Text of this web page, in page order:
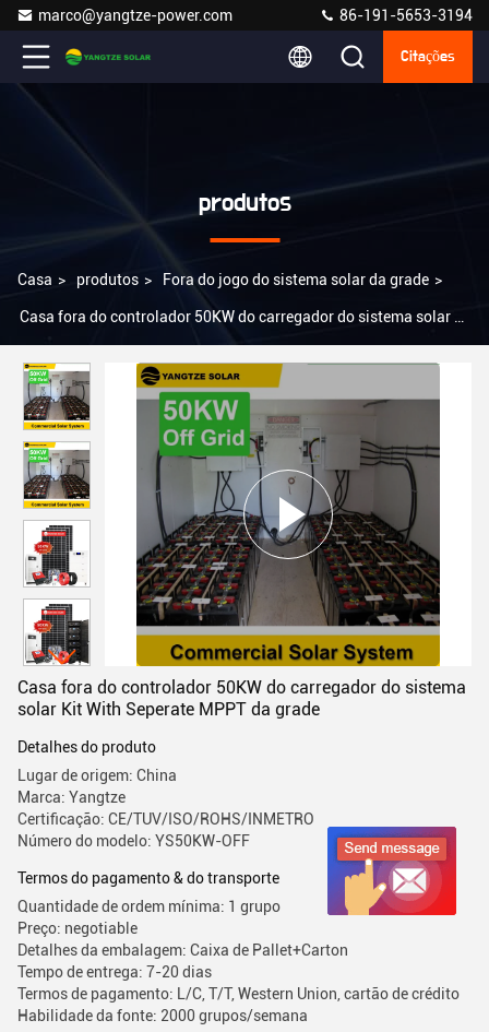
marco@yangtze-power.com 86-191-5653-3194
Citações
produtos
Casa > produtos > Fora do jogo do sistema solar da grade >
Casa fora do controlador 50KW do carregador do sistema solar Kit
Casa fora do controlador 50KW do carregador do sistema
solar Kit With Seperate MPPT da grade
Detalhes do produto
Lugar de origem: China
Marca: Yangtze
Certificação: CE/TUV/ISO/ROHS/INMETRO
Número do modelo: YS50KW-OFF
Termos do pagamento & do transporte
Quantidade de ordem mínima: 1 grupo
Preço: negotiable
Detalhes da embalagem: Caixa de Pallet+Carton
Tempo de entrega: 7-20 dias
Termos de pagamento: L/C, T/T, Western Union, cartão de crédito
Habilidade da fonte: 2000 grupos/semana